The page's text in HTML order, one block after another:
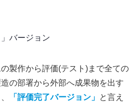
バージョン
製作から評価(テスト)まで全ての
の部署から外部へ成果物を出す
「評価完了バージョン」 と言え